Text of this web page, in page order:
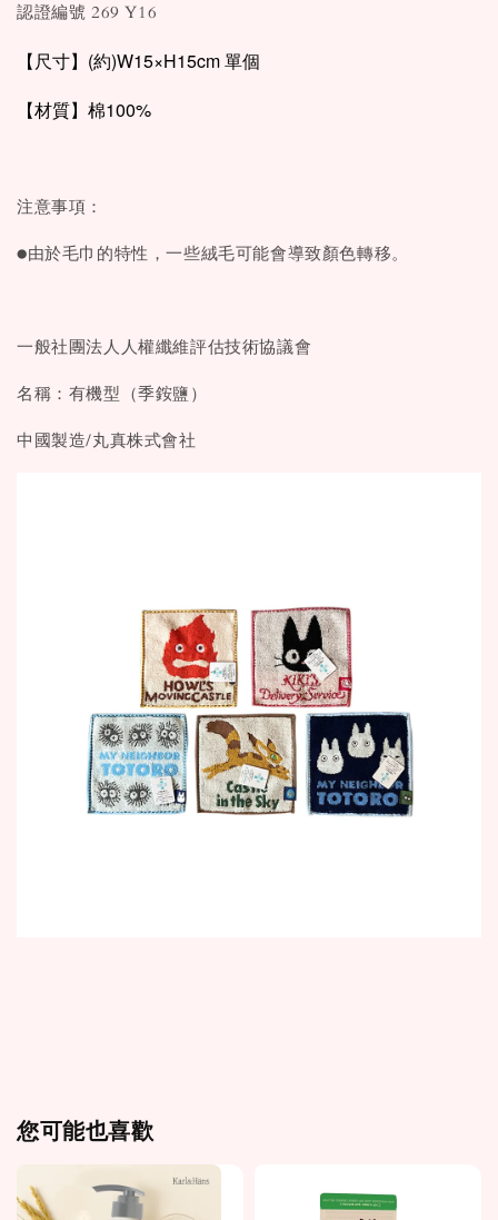
認證編號 269 Y16
【尺寸】(約)W15×H15cm 單個
【材質】棉100%
注意事項：
●由於毛巾的特性，一些絨毛可能會導致顏色轉移。
一般社團法人人權纖維評估技術協議會
名稱：有機型（季銨鹽）
中國製造/丸真株式會社
您可能也喜歡